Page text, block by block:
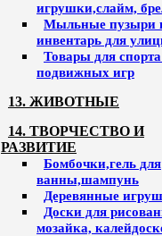
игрушки,слайм,
Мыльные пузыри
инвентарь для
Товары для
подвижных игр
13. ЖИВОТНЫЕ
14. ТВОРЧЕСТВО И
РАЗВИТИЕ
Бомбочки,гель для
ванны,шампунь
Деревянные
Доски для
мозайка,